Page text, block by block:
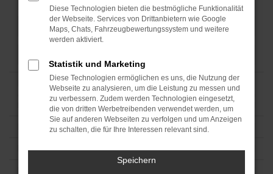
Diese Technologien bieten die bestmögliche Funktionalität
der Webseite. Services von Drittanbietern wie Google
Maps, Chats, Fahrzeugbewertungssystem und weitere
werden aktiviert.
Statistik und Marketing
Diese Technologien ermöglichen es uns, die Nutzung der
Webseite zu analysieren, um die Leistung zu messen und
zu verbessern. Zudem werden Technologien eingesetzt,
die von dritten Werbetreibenden verwendet werden, um
Sie auf anderen Webseiten zu verfolgen und um Anzeigen
zu schalten, die für Ihre Interessen relevant sind.
Speichern